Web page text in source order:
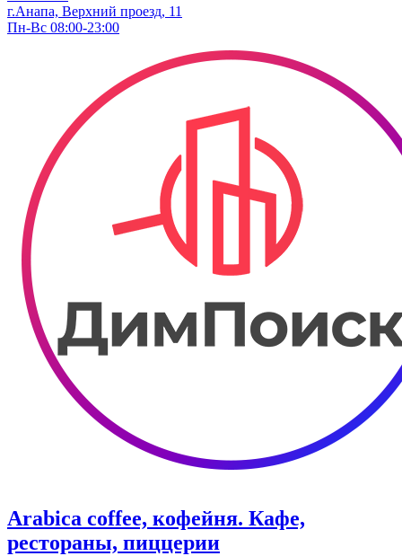
г.Анапа, Верхний проезд, 11
Пн-Вс 08:00-23:00
Arabica coffee, кофейня. Кафе,
рестораны, пиццерии